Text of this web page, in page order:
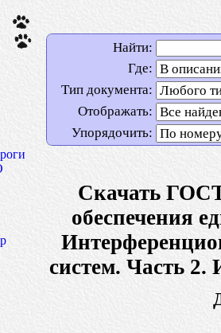
Найти:
Где:
Тип документа:
Отображать:
Упорядочить:
Скачать ГОСТ
обеспечения
систем. Часть 2.